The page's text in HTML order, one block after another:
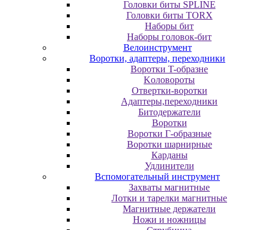
Головки биты SPLINE
Головки биты TORX
Наборы бит
Наборы головок-бит
Велоинструмент
Воротки, адаптеры, переходники
Bopoтки T-oбpaзне
Koлoвopoты
Oтвepтки-вopoтки
Адаптеры,переходники
Битодержатели
Воротки
Воротки Г-образные
Воротки шарнирные
Карданы
Удлинители
Вспомогательный инструмент
Захваты магнитные
Лотки и тарелки магнитные
Магнитные держатели
Ножи и ножницы